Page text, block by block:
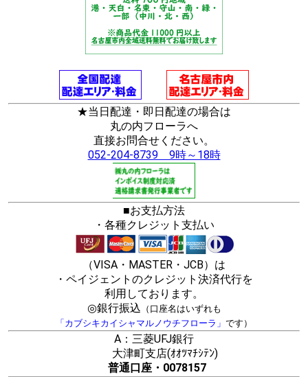
★当日配達・即日配達の場合は
丸の内フローラへ
直接お問合せください。
052-204-8739 9時～18時
■お支払方法
・各種クレジット支払い
（VISA・MASTER・JCB）は
・ペイジェントのクレジット決済代行を
利用しております。
◎銀行振込 （口座名はいずれも
「カブシキカイシャマルノウチフローラ」 です）
A：三菱UFJ銀行
大津町支店(ｵｵﾂﾏﾁｼﾃﾝ)
普通口座・0078157